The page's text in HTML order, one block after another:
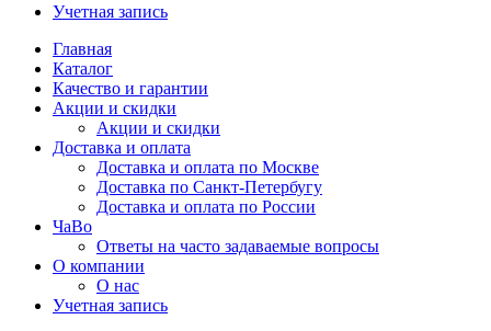
Учетная запись
Главная
Каталог
Качество и гарантии
Акции и скидки
Акции и скидки
Доставка и оплата
Доставка и оплата по Москве
Доставка по Санкт-Петербугу
Доставка и оплата по России
ЧаВо
Ответы на часто задаваемые вопросы
О компании
О нас
Учетная запись